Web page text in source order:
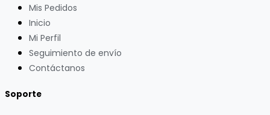
Mis Pedidos
Inicio
Mi Perfil
Seguimiento de envío
Contáctanos
Soporte